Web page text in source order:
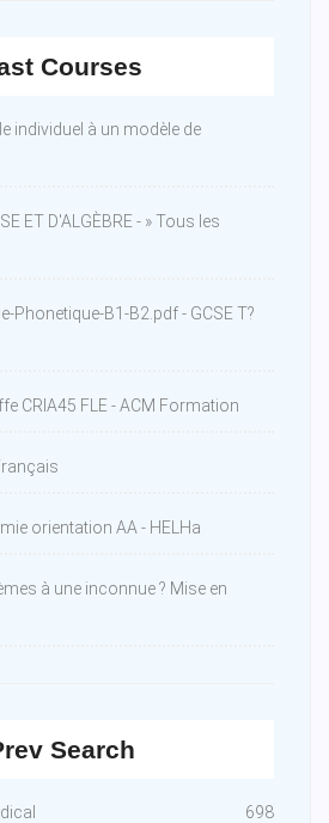
Courses
individuel à un modèle de
ET D'ALGÈBRE - » Tous les
Phonetique-B1-B2.pdf - GCSE T?
CRIA45 FLE - ACM Formation
orientation AA - HELHa
à une inconnue ? Mise en
Search
698